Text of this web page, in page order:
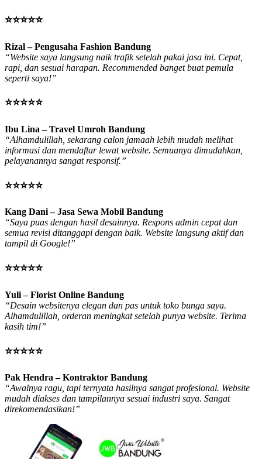
⭐⭐⭐⭐⭐
Rizal – Pengusaha Fashion Bandung
“Website saya langsung naik trafik setelah pakai jasa ini. Cepat,
rapi, dan sesuai harapan. Recommended banget buat pemula
seperti saya!”
⭐⭐⭐⭐⭐
Ibu Lina – Travel Umroh Bandung
“Alhamdulillah, sekarang calon jamaah lebih mudah melihat
informasi dan mendaftar lewat website. Semuanya dimudahkan,
pelayanannya sangat responsif.”
⭐⭐⭐⭐⭐
Kang Dani – Jasa Sewa Mobil Bandung
“Saya puas dengan hasil desainnya. Respons admin cepat dan
semua revisi ditanggapi dengan baik. Website langsung aktif dan
tampil di Google!”
⭐⭐⭐⭐⭐
Yuli – Florist Online Bandung
“Desain websitenya elegan dan pas untuk toko bunga saya.
Alhamdulillah, orderan meningkat setelah punya website. Terima
kasih tim!”
⭐⭐⭐⭐⭐
Pak Hendra – Kontraktor Bandung
“Awalnya ragu, tapi ternyata hasilnya sangat profesional. Website
mudah diakses dan tampilannya sesuai industri saya. Sangat
direkomendasikan!”